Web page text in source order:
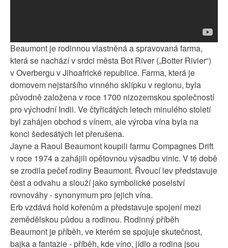
Beaumont je rodinnou vlastněná a spravovaná farma,
která se nachází v srdci města Bot River („Botter Rivier“)
v Overbergu v Jihoafrické republice. Farma, která je
domovem nejstaršího vinného sklípku v regionu, byla
původně založena v roce 1700 nizozemskou společností
pro východní Indii. Ve čtyřicátých letech minulého století
byl zahájen obchod s vínem, ale výroba vína byla na
konci šedesátých let přerušena.
Jayne a Raoul Beaumont koupili farmu Compagnes Drift
v roce 1974 a zahájili opětovnou výsadbu vinic. V té době
se zrodila pečeť rodiny Beaumont. Řvoucí lev představuje
čest a odvahu a slouží jako symbolické poselství
rovnováhy - synonymum pro jejich vína.
Erb vzdává hold kořenům a představuje spojení mezi
zemědělskou půdou a rodinou. Rodinný příběh
Beaumont je příběh, ve kterém se spojuje skutečnost,
bajka a fantazie - příběh, kde víno, jídlo a rodina jsou